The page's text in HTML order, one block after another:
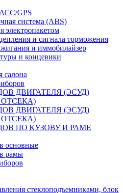
GPS
система (ABS)
электропакетом
и сигнала торможения
и иммобилайзер
и концевики
салона
ДВИГАТЕЛЯ (ЭСУД)
ДВИГАТЕЛЯ (ЭСУД)
ПО КУЗОВУ И РАМЕ
основные
рамы
стеклоподъемниками, блок